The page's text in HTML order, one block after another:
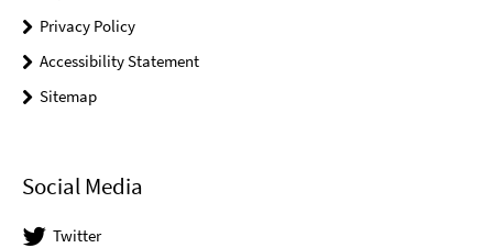
Privacy Policy
Accessibility Statement
Sitemap
Social Media
Twitter